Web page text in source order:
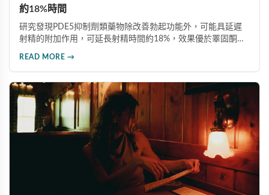
約18%時間
研究發現PDE5抑制劑類藥物除改善勃起功能外，可能具延遲
射精的附加作用，可延長射精時間約18%，效果優於睪固酮補
READ MORE →